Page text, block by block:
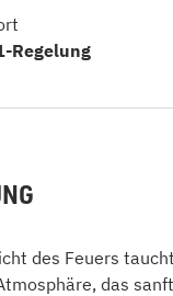
Regelung
des Feuers
das